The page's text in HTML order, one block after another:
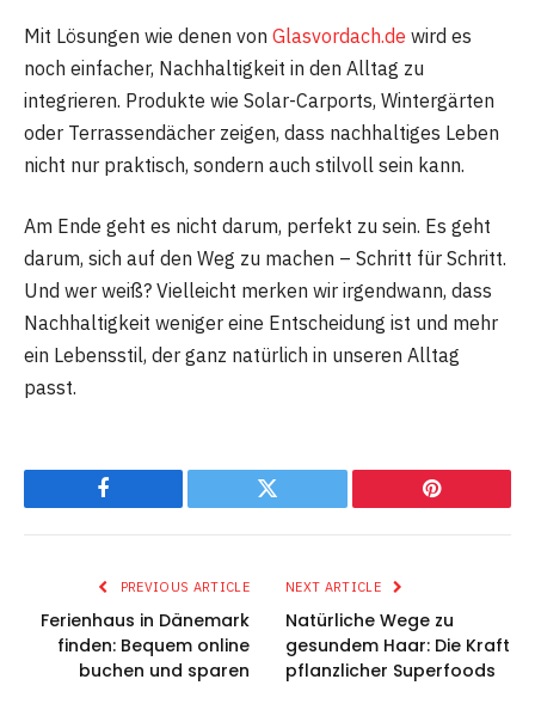
Mit Lösungen wie denen von Glasvordach.de wird es
noch einfacher, Nachhaltigkeit in den Alltag zu
integrieren. Produkte wie Solar-Carports, Wintergärten
oder Terrassendächer zeigen, dass nachhaltiges Leben
nicht nur praktisch, sondern auch stilvoll sein kann.
Am Ende geht es nicht darum, perfekt zu sein. Es geht
darum, sich auf den Weg zu machen – Schritt für Schritt.
Und wer weiß? Vielleicht merken wir irgendwann, dass
Nachhaltigkeit weniger eine Entscheidung ist und mehr
ein Lebensstil, der ganz natürlich in unseren Alltag
passt.
Facebook Twitter Pinterest
PREVIOUS ARTICLE
Ferienhaus in Dänemark
finden: Bequem online
buchen und sparen
NEXT ARTICLE
Natürliche Wege zu
gesundem Haar: Die Kraft
pflanzlicher Superfoods